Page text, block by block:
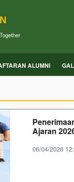
ALUMNI
Ajaran
06/04/2026